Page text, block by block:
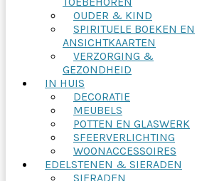
OUDER & KIND
SPIRITUELE BOEKEN EN
ANSICHTKAARTEN
VERZORGING &
GEZONDHEID
IN HUIS
DECORATIE
MEUBELS
POTTEN EN GLASWERK
SFEERVERLICHTING
WOONACCESSOIRES
EDELSTENEN & SIERADEN
SIERADEN